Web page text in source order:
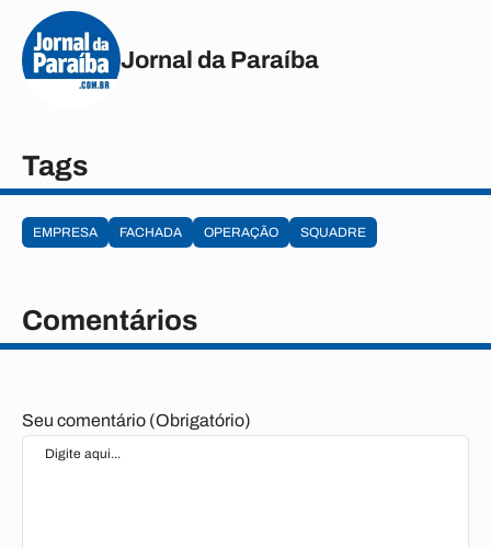
Jornal da Paraíba
Tags
EMPRESA FACHADA OPERAÇÃO SQUADRE
Comentários
Seu comentário (Obrigatório)